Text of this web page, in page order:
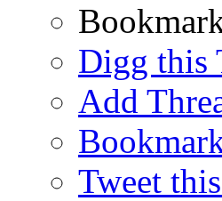
Digg this
Add
Tweet